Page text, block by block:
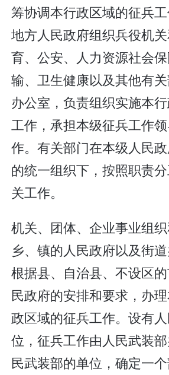
筹协调本行政区域的征兵
地方人民政府组织兵役机
育、公安、人力资源社会
输、卫生健康以及其他有
办公室，负责组织实施本
工作，承担本级征兵工作
作。有关部门在本级人民
的统一组织下，按照职责
关工作。
机关、团体、企业事业组
乡、镇的人民政府以及街
根据县、自治县、不设区
民政府的安排和要求，办
政区域的征兵工作。设有
位，征兵工作由人民武装
民武装部的单位，确定一